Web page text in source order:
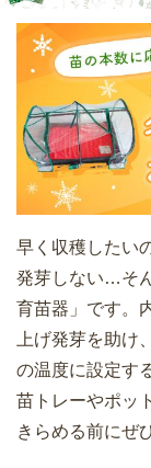
早く収穫したい
発芽しない…そ
育苗器」です。
上げ発芽を助け
の温度に設定す
苗トレーやポッ
きらめる前にぜ